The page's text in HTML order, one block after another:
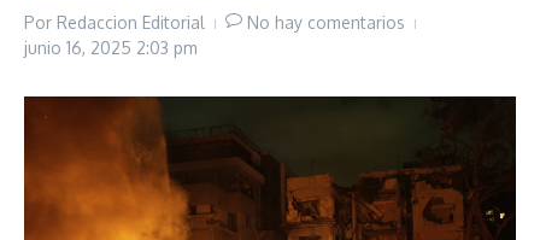
Por Redaccion Editorial
No hay comentarios
junio 16, 2025 2:03 pm